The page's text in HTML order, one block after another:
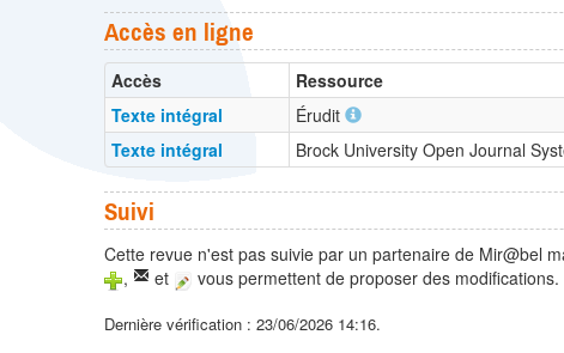
Accès en ligne
Accès Ressource
Texte intégral
Érudit
Texte intégral
Brock University Open Journal
Suivi
Cette revue n'est pas suivie par un partenaire de Mir@bel
,
et vous permettent de proposer des modifications.
Dernière vérification : 23/06/2026 14:16.